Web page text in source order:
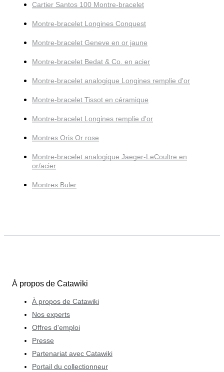
Cartier Santos 100 Montre-bracelet
Montre-bracelet Longines Conquest
Montre-bracelet Geneve en or jaune
Montre-bracelet Bedat & Co. en acier
Montre-bracelet analogique Longines remplie d'or
Montre-bracelet Tissot en céramique
Montre-bracelet Longines remplie d'or
Montres Oris Or rose
Montre-bracelet analogique Jaeger-LeCoultre en
or/acier
Montres Buler
À propos de Catawiki
À propos de Catawiki
Nos experts
Offres d'emploi
Presse
Partenariat avec Catawiki
Portail du collectionneur